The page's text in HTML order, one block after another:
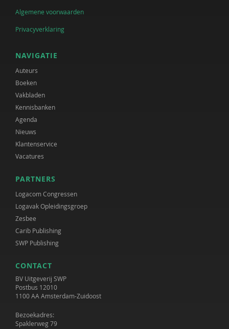
Algemene voorwaarden
Privacyverklaring
NAVIGATIE
Auteurs
Boeken
Vakbladen
Kennisbanken
Agenda
Nieuws
Klantenservice
Vacatures
PARTNERS
Logacom Congressen
Logavak Opleidingsgroep
Zesbee
Carib Publishing
SWP Publishing
CONTACT
BV Uitgeverij SWP
Postbus 12010
1100 AA Amsterdam-Zuidoost
Bezoekadres:
Spaklerweg 79